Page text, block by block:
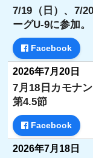
7/19（日）、7/
ーグU-9に参加。
Facebook
2026年7月20日
7月18日カモナ
第4.5節
Facebook
2026年7月18日